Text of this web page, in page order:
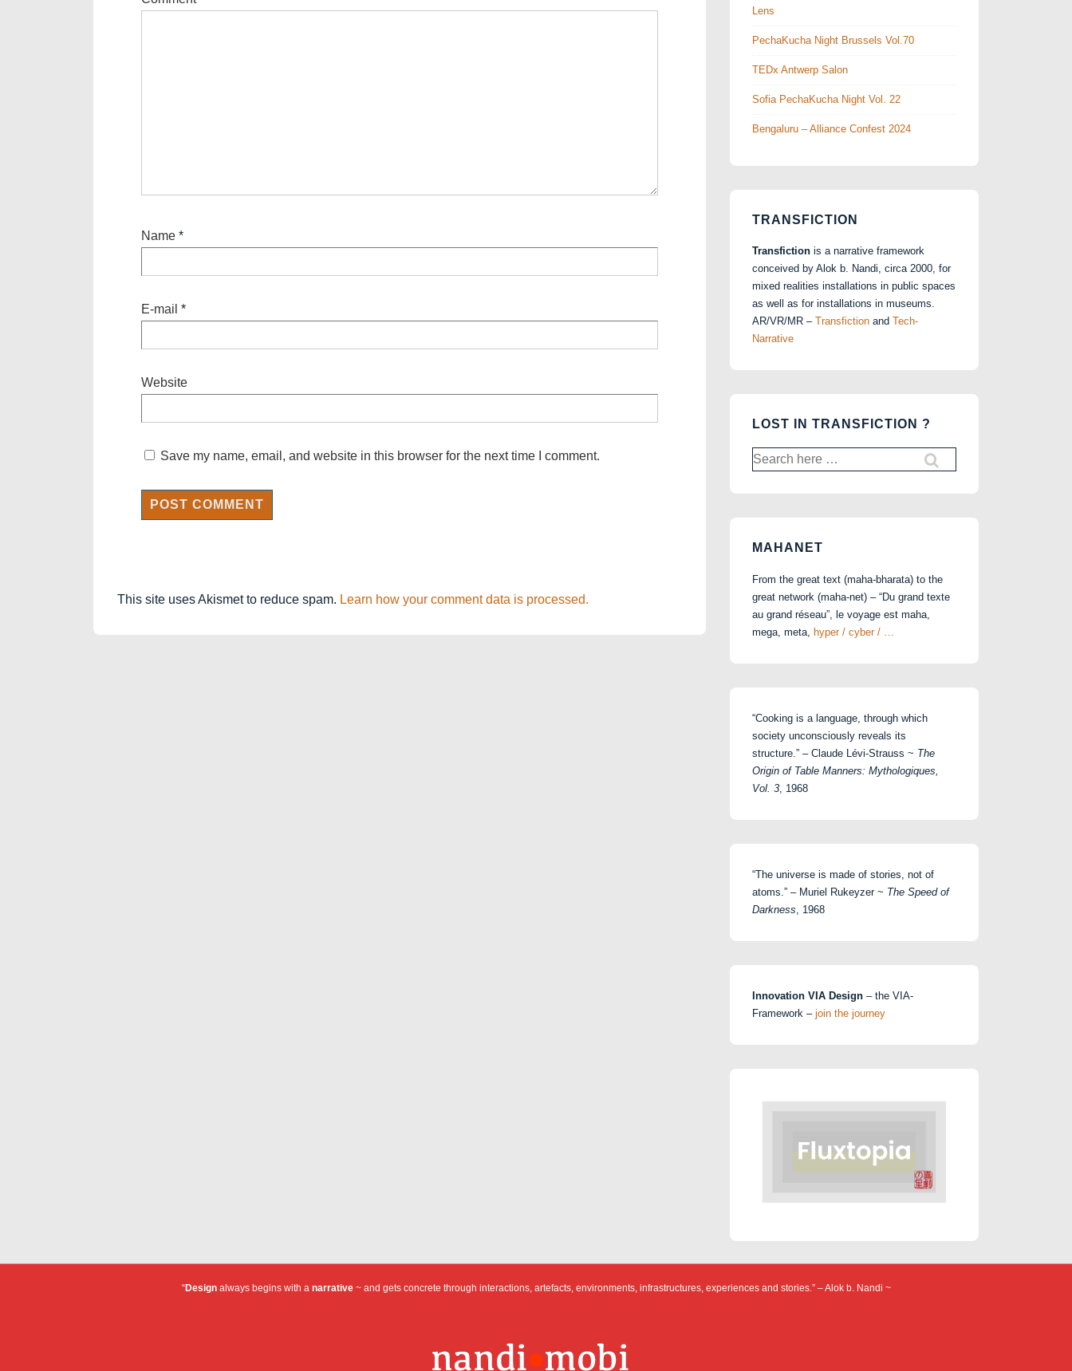
Name *
E-mail *
Website
Save my name, email, and website in this browser for the next time I comment.
This site uses Akismet to reduce spam. Learn how your comment data is processed.
Lens
PechaKucha Night Brussels Vol.70
TEDx Antwerp Salon
Sofia PechaKucha Night Vol. 22
Bengaluru – Alliance Confest 2024
TRANSFICTION
Transfiction is a narrative framework
conceived by Alok b. Nandi, circa 2000, for
mixed realities installations in public spaces
as well as for installations in museums.
AR/VR/MR – Transfiction and Tech-
Narrative
LOST IN TRANSFICTION ?
Search
for:
MAHANET
From the great text (maha-bharata) to the
great network (maha-net) – “Du grand texte
au grand réseau”, le voyage est maha,
mega, meta, hyper / cyber / …
“Cooking is a language, through which
society unconsciously reveals its
structure.” – Claude Lévi-Strauss ~ The
Origin of Table Manners: Mythologiques,
Vol. 3 , 1968
“The universe is made of stories, not of
atoms.” – Muriel Rukeyzer ~ The Speed of
Darkness , 1968
Innovation VIA Design – the VIA-
Framework – join the journey
“Designalways begins with a narrative~ and gets concrete through interactions, artefacts, environments, infrastructures, experiences and stories.” – Alok b. Nandi ~